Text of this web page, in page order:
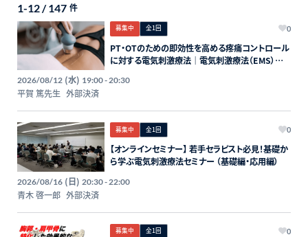
1-12 / 147 件
募集中 全1回 0
PT・OTのための即効性を高める疼痛コントロール
に対する電気刺激療法｜電気刺激療法（EMS）の
2026/08/12 (水) 19:00 - 20:30
平賀 篤先生 外部決済
募集中 全1回 0
【オンラインセミナー】 若手セラピスト必見！基礎か
ら学ぶ電気刺激療法セミナー （基礎編・応用編）
2026/08/16 (日) 20:30 - 22:00
青木 啓一郎 外部決済
募集中 全1回 0